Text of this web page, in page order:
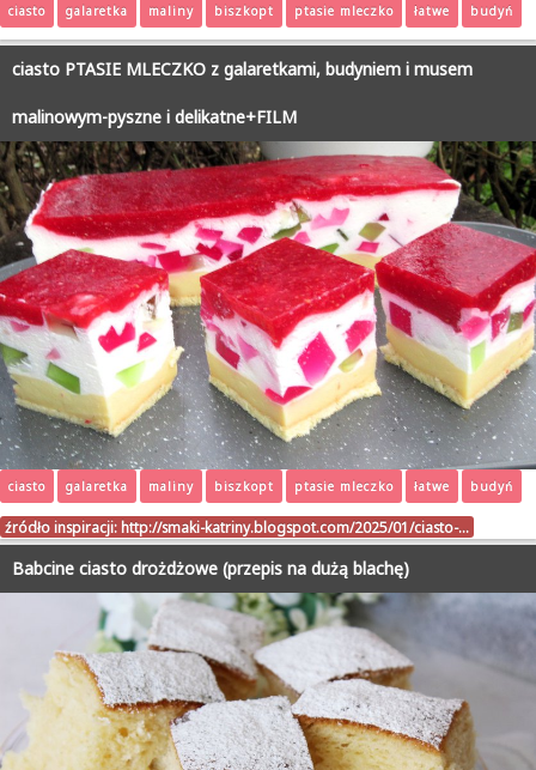
ciasto galaretka maliny biszkopt ptasie mleczko łatwe budyń
ciasto PTASIE MLECZKO z galaretkami, budyniem i musem
malinowym-pyszne i delikatne+FILM
ciasto galaretka maliny biszkopt ptasie mleczko łatwe budyń
źródło inspiracji: http://smaki-katriny.blogspot.com/2025/01/ciasto-…
Babcine ciasto drożdżowe (przepis na dużą blachę)